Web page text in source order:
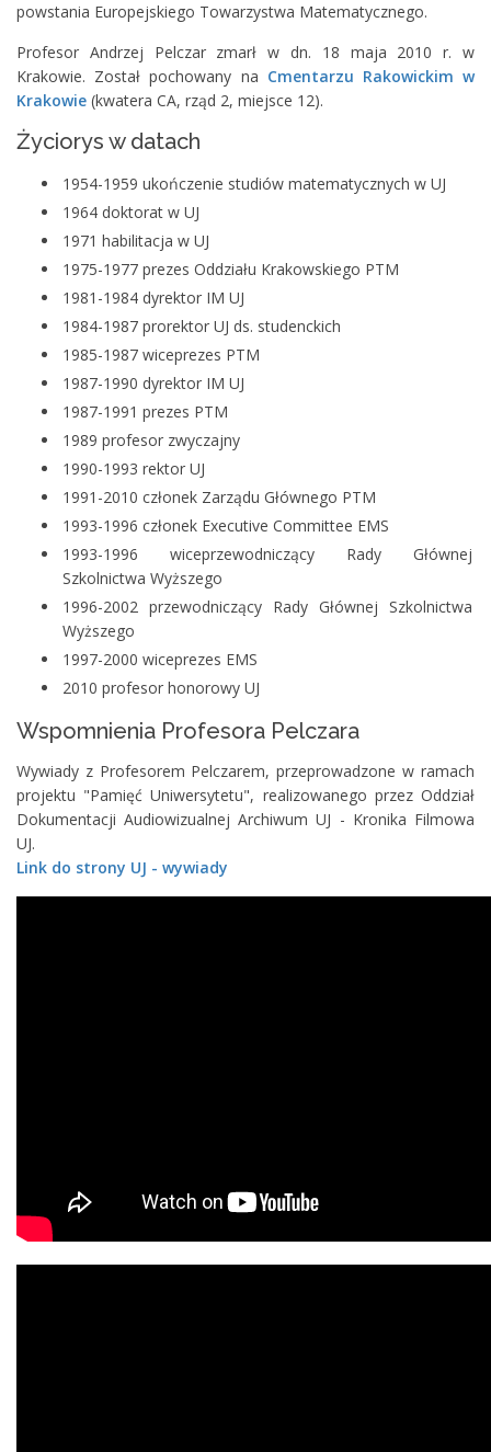
powstania Europejskiego Towarzystwa Matematycznego.
Profesor Andrzej Pelczar zmarł w dn. 18 maja 2010 r. w
Krakowie. Został pochowany na Cmentarzu Rakowickim w
Krakowie (kwatera CA, rząd 2, miejsce 12).
Życiorys w datach
1954-1959 ukończenie studiów matematycznych w UJ
1964 doktorat w UJ
1971 habilitacja w UJ
1975-1977 prezes Oddziału Krakowskiego PTM
1981-1984 dyrektor IM UJ
1984-1987 prorektor UJ ds. studenckich
1985-1987 wiceprezes PTM
1987-1990 dyrektor IM UJ
1987-1991 prezes PTM
1989 profesor zwyczajny
1990-1993 rektor UJ
1991-2010 członek Zarządu Głównego PTM
1993-1996 członek Executive Committee EMS
1993-1996 wiceprzewodniczący Rady Głównej
Szkolnictwa Wyższego
1996-2002 przewodniczący Rady Głównej Szkolnictwa
Wyższego
1997-2000 wiceprezes EMS
2010 profesor honorowy UJ
Wspomnienia Profesora Pelczara
Wywiady z Profesorem Pelczarem, przeprowadzone w ramach
projektu "Pamięć Uniwersytetu", realizowanego przez Oddział
Dokumentacji Audiowizualnej Archiwum UJ - Kronika Filmowa
UJ.
Link do strony UJ - wywiady